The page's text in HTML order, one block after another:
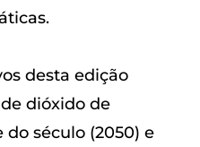
desta edição
dióxido de
século (2050) e